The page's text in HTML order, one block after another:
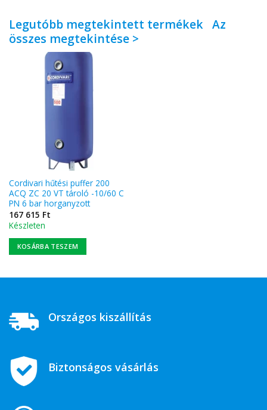
Legutóbb megtekintett termékek Az
összes megtekintése >
Cordivari hűtési puffer 200
ACQ ZC 20 VT tároló -10/60 C
PN 6 bar horganyzott
167 615 Ft
Készleten
KOSÁRBA TESZEM
Országos kiszállítás
Biztonságos vásárlás